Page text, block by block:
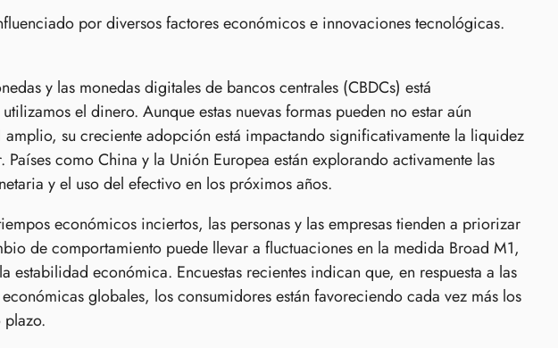
por diversos factores económicos e innovaciones tecnológicas.
y las monedas digitales de bancos centrales (CBDCs) está
el dinero. Aunque estas nuevas formas pueden no estar aún
su creciente adopción está impactando significativamente la liquidez
como China y la Unión Europea están explorando activamente las
y el uso del efectivo en los próximos años.
económicos inciertos, las personas y las empresas tienden a priorizar
de comportamiento puede llevar a fluctuaciones en la medida Broad M1,
económica. Encuestas recientes indican que, en respuesta a las
globales, los consumidores están favoreciendo cada vez más los